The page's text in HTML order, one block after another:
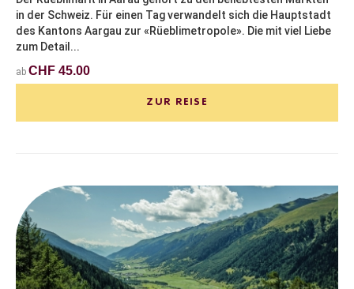
in der Schweiz. Für einen Tag verwandelt sich die Hauptstadt
des Kantons Aargau zur «Rüeblimetropole». Die mit viel Liebe
zum Detail...
ab CHF 45.00
ZUR REISE